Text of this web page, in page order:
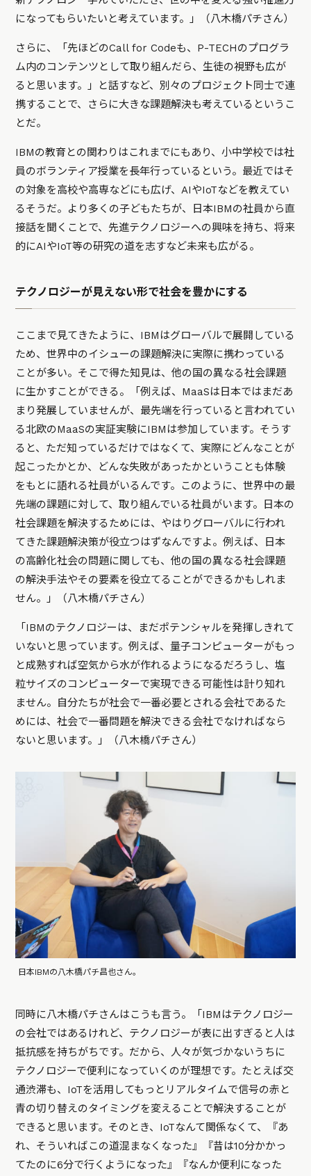
になってもらいたいと考えています。」（八木橋パチさん）
さらに、「先ほどのCall for Codeも、P-TECHのプログラ
ム内のコンテンツとして取り組んだら、生徒の視野も広が
ると思います。」と話すなど、別々のプロジェクト同士で連
携することで、さらに大きな課題解決も考えているというこ
とだ。
IBMの教育との関わりはこれまでにもあり、小中学校では社
員のボランティア授業を長年行っているという。最近ではそ
の対象を高校や高専などにも広げ、AIやIoTなどを教えてい
るそうだ。より多くの子どもたちが、日本IBMの社員から直
接話を聞くことで、先進テクノロジーへの興味を持ち、将来
的にAIやIoT等の研究の道を志すなど未来も広がる。
テクノロジーが見えない形で社会を豊かにする
ここまで見てきたように、IBMはグローバルで展開している
ため、世界中のイシューの課題解決に実際に携わっている
ことが多い。そこで得た知見は、他の国の異なる社会課題
に生かすことができる。「例えば、MaaSは日本ではまだあ
まり発展していませんが、最先端を行っていると言われてい
る北欧のMaaSの実証実験にIBMは参加しています。そうす
ると、ただ知っているだけではなくて、実際にどんなことが
起こったかとか、どんな失敗があったかということも体験
をもとに語れる社員がいるんです。このように、世界中の最
先端の課題に対して、取り組んでいる社員がいます。日本の
社会課題を解決するためには、やはりグローバルに行われ
てきた課題解決策が役立つはずなんですよ。例えば、日本
の高齢化社会の問題に関しても、他の国の異なる社会課題
の解決手法やその要素を役立てることができるかもしれま
せん。」（八木橋パチさん）
「IBMのテクノロジーは、まだポテンシャルを発揮しきれて
いないと思っています。例えば、量子コンピューターがもっ
と成熟すれば空気から水が作れるようになるだろうし、塩
粒サイズのコンピューターで実現できる可能性は計り知れ
ません。自分たちが社会で一番必要とされる会社であるた
めには、社会で一番問題を解決できる会社でなければなら
ないと思います。」（八木橋パチさん）
日本IBMの八木橋パチ昌也さん。
同時に八木橋パチさんはこうも言う。「IBMはテクノロジー
の会社ではあるけれど、テクノロジーが表に出すぎると人は
抵抗感を持ちがちです。だから、人々が気づかないうちに
テクノロジーで便利になっていくのが理想です。たとえば交
通渋滞も、IoTを活用してもっとリアルタイムで信号の赤と
青の切り替えのタイミングを変えることで解決することが
できると思います。そのとき、IoTなんて関係なくて、『あ
れ、そういればこの道混まなくなった』『昔は10分かかっ
てたのに6分で行くようになった』『なんか便利になった